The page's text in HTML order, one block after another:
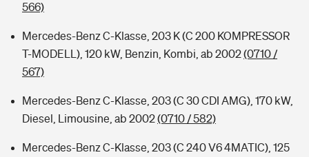
566)
Mercedes-Benz C-Klasse, 203 K (C 200 KOMPRESSOR
T-MODELL), 120 kW, Benzin, Kombi, ab 2002(0710 /
567)
Mercedes-Benz C-Klasse, 203 (C 30 CDI AMG), 170 kW,
Diesel, Limousine, ab 2002(0710 / 582)
Mercedes-Benz C-Klasse, 203 (C 240 V6 4MATIC), 125